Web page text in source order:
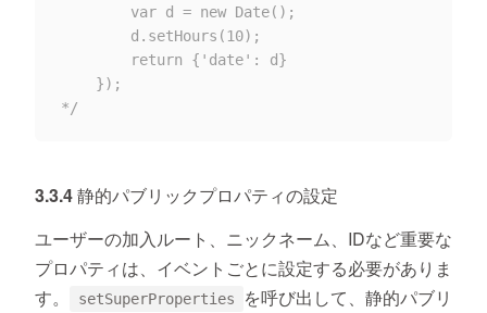
        var d = new Date();
        d.setHours(10);
        return {'date': d}
    });
*/
3.3.4 静的パブリックプロパティの設定
ユーザーの加入ルート、ニックネーム、IDなど重要な
プロパティは、イベントごとに設定する必要がありま
す。
setSuperProperties
を呼び出して、静的パブリ